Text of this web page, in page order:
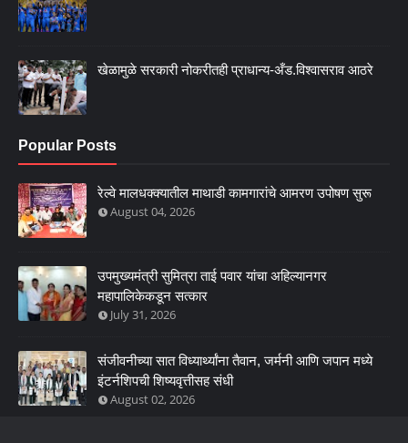
खेळामुळे सरकारी नोकरीतही प्राधान्य-अँड.विश्वासराव आठरे
Popular Posts
रेल्वे मालधक्क्यातील माथाडी कामगारांचे आमरण उपोषण सुरू
August 04, 2026
उपमुख्यमंत्री सुमित्रा ताई पवार यांचा अहिल्यानगर
महापालिकेकडून सत्कार
July 31, 2026
संजीवनीच्या सात विध्यार्थ्यांना तैवान, जर्मनी आणि जपान मध्ये
इंटर्नशिपची शिष्यवृत्तीसह संधी
August 02, 2026